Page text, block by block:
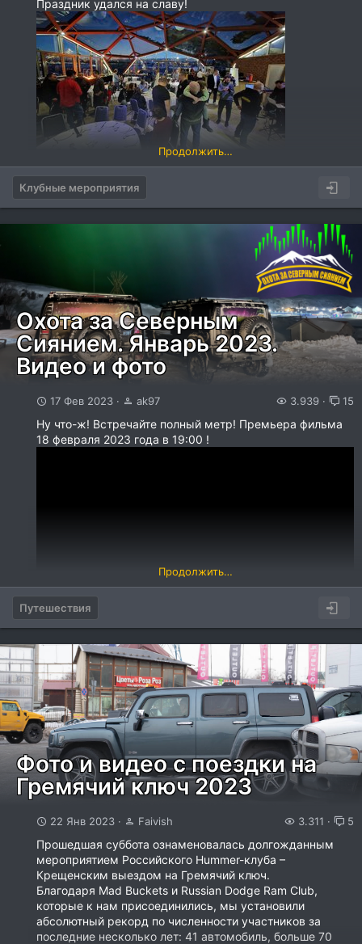
Праздник удался на славу!
Продолжить…
Клубные мероприятия
Охота за Северным
Сиянием. Январь 2023.
Видео и фото
17 Фев 2023 ak97 3.939 15
Ну что-ж! Встречайте полный метр! Премьера фильма
18 февраля 2023 года в 19:00 !
Два экипажа ak97 и Igor002 опять выдвинулись в
Заполярье с целью найти Северное Сияние! Перед
поездкой было поставлено несколько целей, но во
время путешествия количество этих целей постоянно
увеличивалось!
00:00-...
Продолжить…
Путешествия
Фото и видео с поездки на
Гремячий ключ 2023
22 Янв 2023 Faivish 3.311 5
Прошедшая суббота ознаменовалась долгожданным
мероприятием Российского Hummer-клуба –
Крещенским выездом на Гремячий ключ.
Благодаря Mad Buckets и Russian Dodge Ram Club,
которые к нам присоединились, мы установили
абсолютный рекорд по численности участников за
последние несколько лет: 41 автомобиль, больше 70